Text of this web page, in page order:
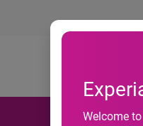
Welcome